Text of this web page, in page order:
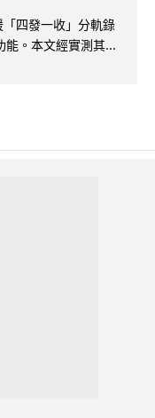
四發一收」分軌錄
。本文經實測其...